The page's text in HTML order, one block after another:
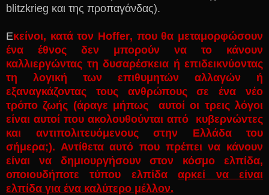
blitzkrieg και της προπαγάνδας).
Εκείνοι, κατά τον Hoffer, που θα μεταμορφώσουν
ένα έθνος δεν μπορούν να το κάνουν
καλλιεργώντας τη δυσαρέσκεια ή επιδεικνύοντας
τη λογική των επιθυμητών αλλαγών ή
εξαναγκάζοντας τους ανθρώπους σε ένα νέο
τρόπο ζωής (άραγε μήπως αυτοί οι τρεις λόγοι
είναι αυτοί που ακολουθούνται από κυβερνώντες
και αντιπολιτευόμενους στην Ελλάδα του
σήμερα;). Αντίθετα αυτό που πρέπει να κάνουν
είναι να δημιουργήσουν στον κόσμο ελπίδα,
οποιουδήποτε τύπου ελπίδααρκεί να είναι
ελπίδα για ένα καλύτερο μέλλον.